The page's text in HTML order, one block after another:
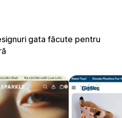
gata făcute pentru